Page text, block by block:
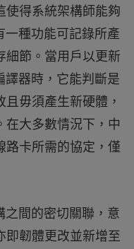
使得系統架構師能夠
種功能可記錄所產
細節。當用戶以更新
器時，它能判斷是
毋須產生新硬體，
大多數情況下，中
路卡所需的協定，僅
間的密切關聯，意
即韌體更改並新增至